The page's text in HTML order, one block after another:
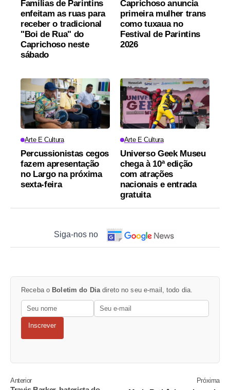
Famílias de Parintins
enfeitam as ruas para
receber o tradicional
"Boi de Rua" do
Caprichoso neste
sábado
Caprichoso anuncia
primeira mulher trans
como tuxaua no
Festival de Parintins
2026
Arte E Cultura
Percussionistas cegos
fazem apresentação
no Largo na próxima
sexta-feira
Arte E Cultura
Universo Geek Museu
chega à 10ª edição
com atrações
nacionais e entrada
gratuita
Siga-nos no
Receba o Boletim do Dia direto no seu e-mail, todo dia.
Inscrever
Anterior Próxima